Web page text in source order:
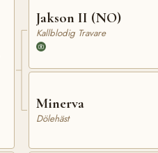
Jakson II (NO)
Kallblodig Travare
Minerva
Dölehäst